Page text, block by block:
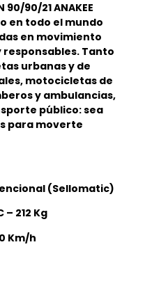
90/90/21 ANAKEE
en todo el mundo
en movimiento
responsables. Tanto
urbanas y de
motocicletas de
y ambulancias,
público: sea
para moverte
(Sellomatic)
212 Kg
Km/h